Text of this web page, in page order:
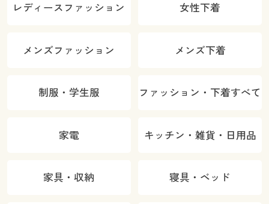
レディースファッション 女性下着
メンズファッション メンズ下着
制服・学生服 ファッション・下着すべて
家電 キッチン・雑貨・日用品
家具・収納 寝具・ベッド